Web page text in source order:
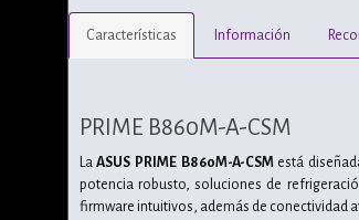
Características Información
PRIME B860M-A-CSM
LaASUS PRIME B860M-A-CSMestá
potencia robusto, soluciones de
firmware intuitivos, además de conectividad